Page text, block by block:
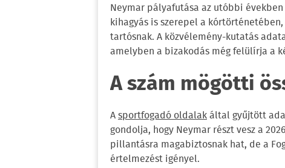
Neymar pályafutása az utóbbi
kihagyás is szerepel a
tartósnak. A közvélemény-kutatás
amelyben a bizakodás még felülírja a
A szám mögötti
Asportfogadó oldalakáltal gyűjtött
gondolja, hogy Neymar részt vesz a
pillantásra magabiztosnak hat, de a
értelmezést igényel.